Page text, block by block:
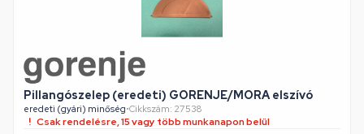
Pillangószelep (eredeti) GORENJE/MORA elszívó
eredeti (gyári) minőség•Cikkszám: 27538
Csak rendelésre, 15 vagy több munkanapon belül